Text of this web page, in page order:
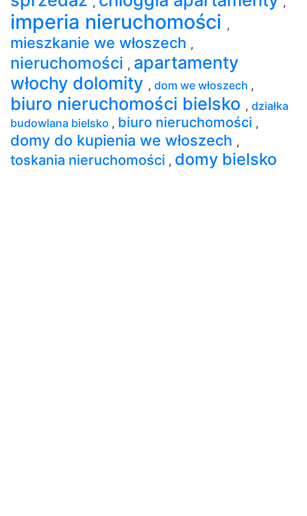
imperia nieruchomości ,
mieszkanie we włoszech ,
nieruchomości , apartamenty
włochy dolomity , dom we włoszech ,
biuro nieruchomości bielsko , działka
budowlana bielsko , biuro nieruchomości ,
domy do kupienia we włoszech ,
toskania nieruchomości , domy bielsko